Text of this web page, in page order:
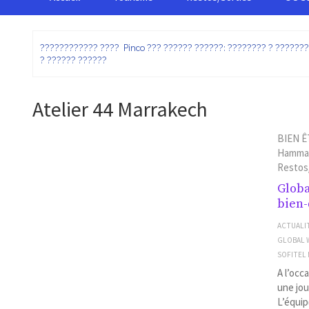
???????????? ???? Pinco ??? ?????? ??????: ???????? ?
? ?????? ??????
Atelier 44 Marrakech
BIEN
GLOBAL
SOFITEL
A
une